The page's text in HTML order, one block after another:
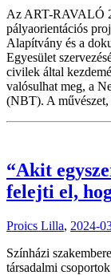
Az ART-RAVALÓ
pályaorientációs
Alapítvány és a
Egyesület
civilek által
valósulhat meg, a
(NBT). A
“Akit
felejti el,
Proics Lilla, 2024-
Színházi
társadalmi